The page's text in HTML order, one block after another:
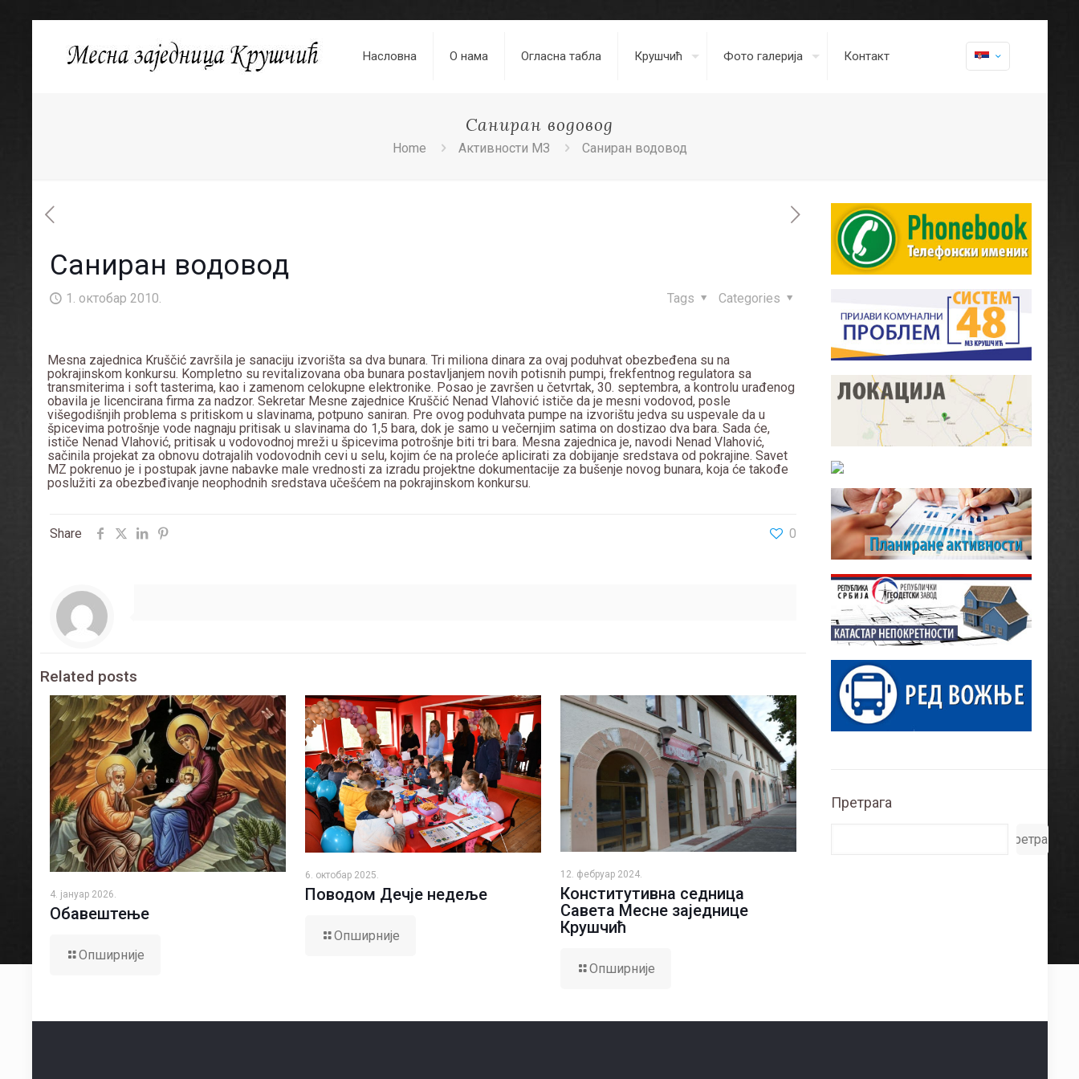
Насловна О нама Огласна табла Крушчић Фото галерија Контакт
Саниран водовод
Home Активности МЗ Саниран водовод
Саниран водовод
1. октобар 2010. Categories
Tags
Mesna zajednica Kruščić završila je sanaciju izvorišta sa dva bunara. Tri miliona dinara za ovaj poduhvat obezbeđena su na
pokrajinskom konkursu. Kompletno su revitalizovana oba bunara postavljanjem novih potisnih pumpi, frekfentnog regulatora sa
transmiterima i soft tasterima, kao i zamenom celokupne elektronike. Posao je završen u četvrtak, 30. septembra, a kontrolu urađenog
obavila je licencirana firma za nadzor. Sekretar Mesne zajednice Kruščić Nenad Vlahović ističe da je mesni vodovod, posle
višegodišnjih problema s pritiskom u slavinama, potpuno saniran. Pre ovog poduhvata pumpe na izvorištu jedva su uspevale da u
špicevima potrošnje vode nagnaju pritisak u slavinama do 1,5 bara, dok je samo u večernjim satima on dostizao dva bara. Sada će,
ističe Nenad Vlahović, pritisak u vodovodnoj mreži u špicevima potrošnje biti tri bara. Mesna zajednica je, navodi Nenad Vlahović,
sačinila projekat za obnovu dotrajalih vodovodnih cevi u selu, kojim će na proleće aplicirati za dobijanje sredstava od pokrajine. Savet
MZ pokrenuo je i postupak javne nabavke male vrednosti za izradu projektne dokumentacije za bušenje novog bunara, koja će takođe
poslužiti za obezbeđivanje neophodnih sredstava učešćem na pokrajinskom konkursu.
Share 0
Related posts
4. јануар 2026.
Обавештење
Опширније
6. октобар 2025.
Поводом Дечје недеље
Опширније
12. фебруар 2024.
Конститутивна седница
Савета Месне заједнице
Крушчић
Опширније
Претрага
Претрага